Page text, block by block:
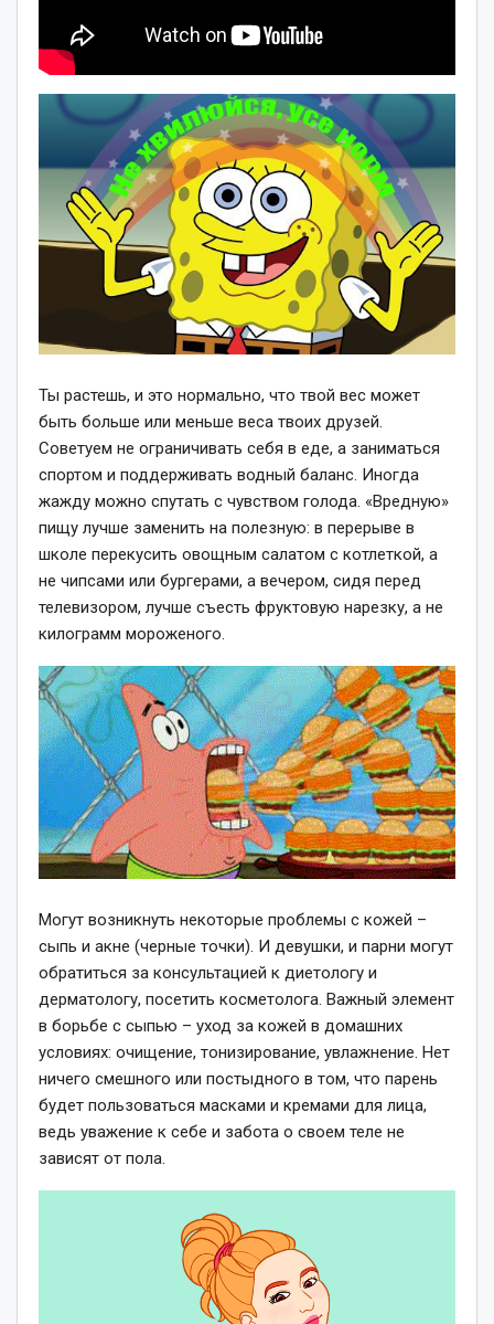
Ты растешь, и это нормально, что твой вес может
быть больше или меньше веса твоих друзей.
Советуем не ограничивать себя в еде, а заниматься
спортом и поддерживать водный баланс. Иногда
жажду можно спутать с чувством голода. «Вредную»
пищу лучше заменить на полезную: в перерыве в
школе перекусить овощным салатом с котлеткой, а
не чипсами или бургерами, а вечером, сидя перед
телевизором, лучше съесть фруктовую нарезку, а не
килограмм мороженого.
Могут возникнуть некоторые проблемы с кожей –
сыпь и акне (черные точки). И девушки, и парни могут
обратиться за консультацией к диетологу и
дерматологу, посетить косметолога. Важный элемент
в борьбе с сыпью – уход за кожей в домашних
условиях: очищение, тонизирование, увлажнение. Нет
ничего смешного или постыдного в том, что парень
будет пользоваться масками и кремами для лица,
ведь уважение к себе и забота о своем теле не
зависят от пола.